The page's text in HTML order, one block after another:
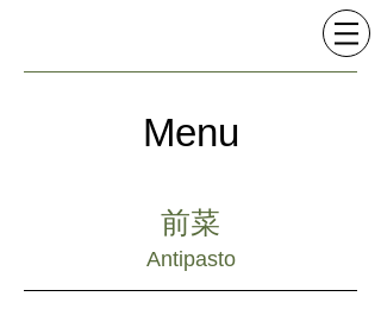
Menu
前菜
Antipasto